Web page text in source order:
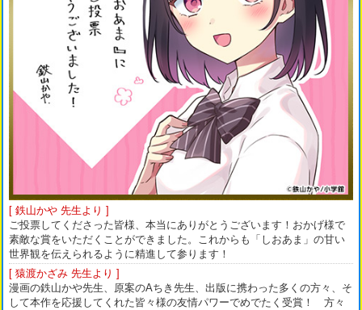
[ 鉄山かや 先生より ]
ご投票してくださった皆様、本当にありがとうございます！おかげ様で
素敵な賞をいただくことができました。これからも「しおあま」の甘い
世界観を伝えられるように精進して参ります！
[ 猿渡かざみ 先生より ]
漫画の鉄山かや先生、原案のAちき先生、出版に携わった多くの方々、そ
して本作を応援してくれた皆々様の友情パワーでめでたく受賞！ 方々